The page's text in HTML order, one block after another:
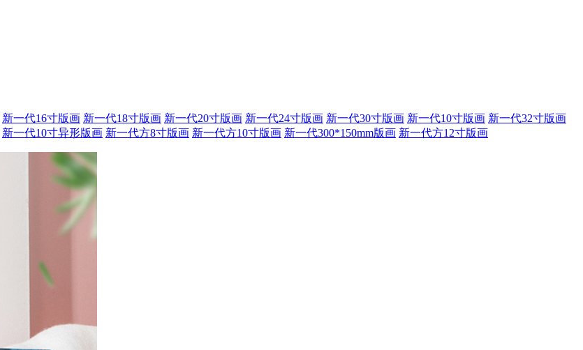
新一代16寸版画 新一代18寸版画 新一代20寸版画 新一代24寸版画 新一代30寸版画 新一代10寸版画 新一代32寸版画
新一代10寸异形版画 新一代方8寸版画 新一代方10寸版画 新一代300*150mm版画 新一代方12寸版画